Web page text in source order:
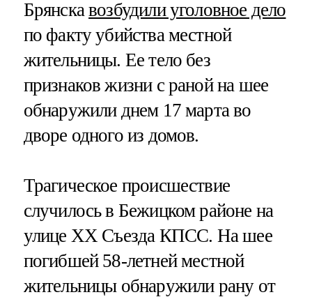
Брянскавозбудили уголовное дело
по факту убийства местной
жительницы. Ее тело без
признаков жизни с раной на шее
обнаружили днем 17 марта во
дворе одного из домов.
Трагическое происшествие
случилось в Бежицком районе на
улице XX Съезда КПСС. На шее
погибшей 58-летней местной
жительницы обнаружили рану от